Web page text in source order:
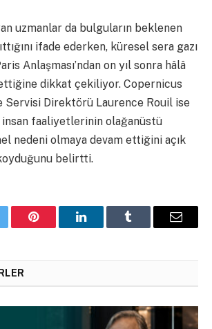
uzmanlar da bulguların beklenen
ifade ederken, küresel sera gazı
Anlaşması’ndan on yıl sonra hâlâ
dikkat çekiliyor. Copernicus
Direktörü Laurence Rouil ise
faaliyetlerinin olağanüstü
nedeni olmaya devam ettiğini açık
belirtti.
Pinterest LinkedInTumblr Email